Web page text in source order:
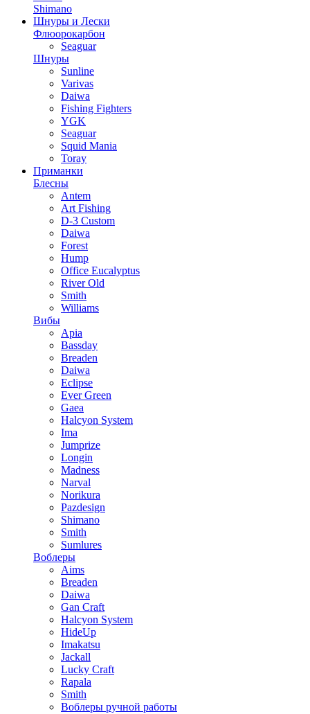
Shimano
Шнуры и Лески
Флюорокарбон
Seaguar
Шнуры
Sunline
Varivas
Daiwa
Fishing Fighters
YGK
Seaguar
Squid Mania
Toray
Приманки
Блесны
Antem
Art Fishing
D-3 Custom
Daiwa
Forest
Hump
Office Eucalyptus
River Old
Smith
Williams
Вибы
Apia
Bassday
Breaden
Daiwa
Eclipse
Ever Green
Gaea
Halcyon System
Ima
Jumprize
Longin
Madness
Narval
Norikura
Pazdesign
Shimano
Smith
Sumlures
Воблеры
Aims
Breaden
Daiwa
Gan Craft
Halcyon System
HideUp
Imakatsu
Jackall
Lucky Craft
Rapala
Smith
Воблеры ручной работы